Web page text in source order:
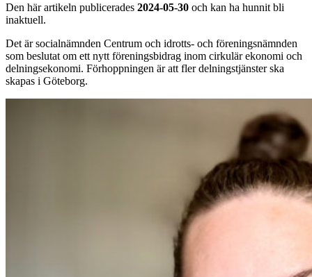
Den här artikeln publicerades 2024-05-30 och kan ha hunnit bli
inaktuell.
Det är socialnämnden Centrum och idrotts- och föreningsnämnden
som beslutat om ett nytt föreningsbidrag inom cirkulär ekonomi och
delningsekonomi. Förhoppningen är att fler delningstjänster ska
skapas i Göteborg.